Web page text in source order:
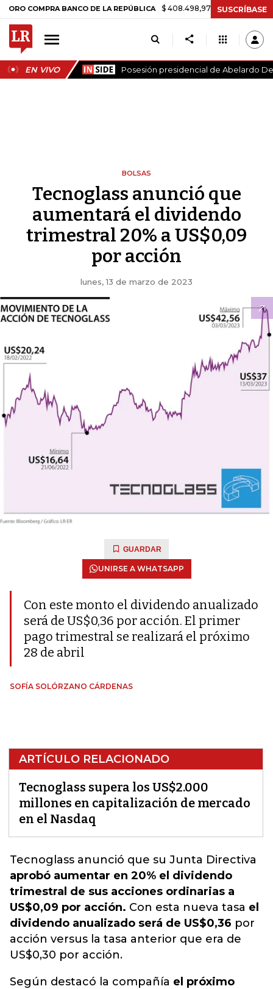
BANCO DE LA REPÚBLICA $ 408.498,97 +$ 8.753,81 +2,19%
SUSCRÍBASE
EN VIVO Posesión presidencial de Abelardo
BOLSAS
Tecnoglass anunció que
aumentará el dividendo
trimestral 20% a US$0,09
por acción
lunes, 13 de marzo de 2023
GUARDAR
UNIRSE A WHATSAPP
Con este monto el dividendo anualizado
será de US$0,36 por acción. El primer
pago trimestral se realizará el próximo
28 de abril
SOFÍA SOLÓRZANO CÁRDENAS
ARTÍCULO RELACIONADO
Tecnoglass supera los US$2.000
millones en capitalización de mercado
en el Nasdaq
Tecnoglass anunció que su Junta Directiva
aprobó aumentar en 20% el dividendo
trimestral de sus acciones ordinarias a
US$0,09 por acción. Con esta nueva tasa el
dividendo anualizado será de US$0,36 por
acción versus la tasa anterior que era de
US$0,30 por acción.
Según destacó la compañía el próximo